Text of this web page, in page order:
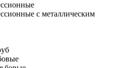
с металлическим